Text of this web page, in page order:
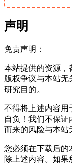
声明
免责声明：
本站提供的资源，
版权争议与本站无
研究目的。
不得将上述内容用
自负！我们不保
而来的风险与本站
您必须在下载后的
除上述内容。如